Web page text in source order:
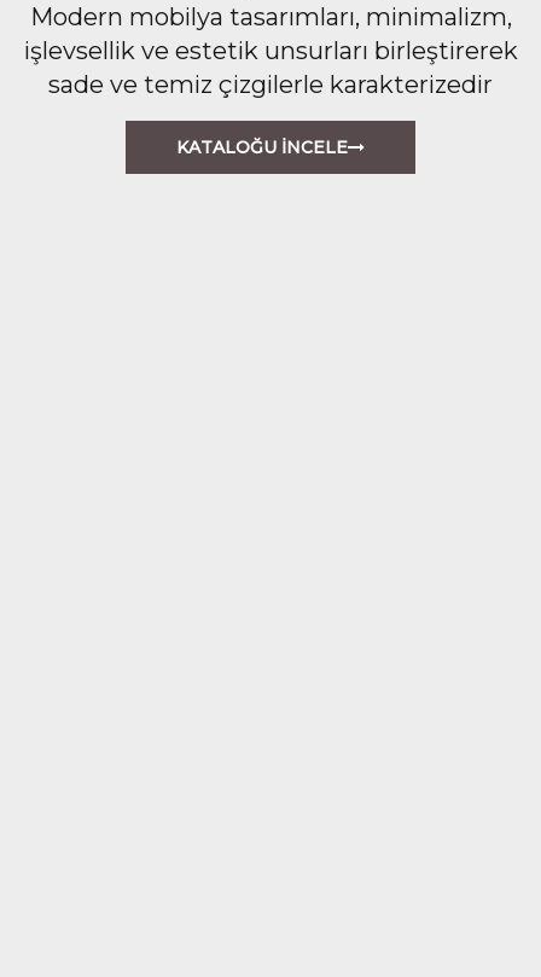
Modern mobilya tasarımları, minimalizm,
işlevsellik ve estetik unsurları birleştirerek
sade ve temiz çizgilerle karakterizedir
KATALOĞU İNCELE